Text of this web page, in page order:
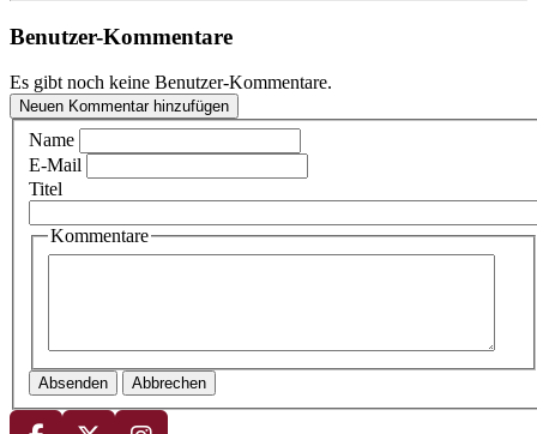
Benutzer-Kommentare
Es gibt noch keine Benutzer-Kommentare.
Neuen Kommentar hinzufügen
Name
E-Mail
Titel
Kommentare
Absenden Abbrechen